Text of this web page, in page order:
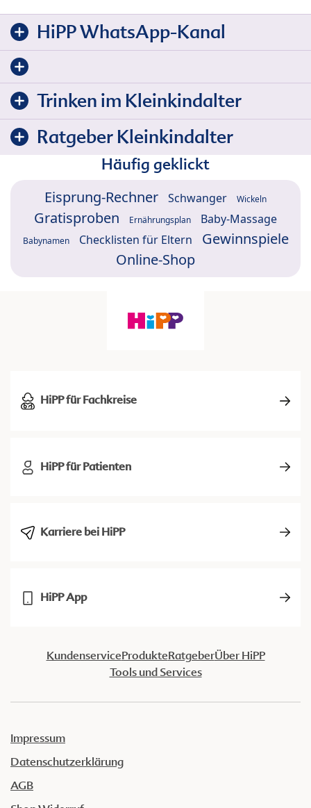
HiPP WhatsApp-Kanal
Trinken im Kleinkindalter
Ratgeber Kleinkindalter
Häufig geklickt
Eisprung-Rechner Schwanger Wickeln
Gratisproben Ernährungsplan Baby-Massage
Babynamen Checklisten für Eltern
Gewinnspiele
Online-Shop
HiPP für Fachkreise
HiPP für Patienten
Karriere bei HiPP
HiPP App
KundenserviceProdukteRatgeberÜber HiPP
Tools und Services
Impressum
Datenschutzerklärung
AGB